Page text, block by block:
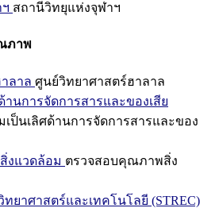
สถานีวิทยุแห่งจุฬาฯ
ภาพ
ลาล ศูนย์วิทยาศาสตร์ฮาลาล
านการจัดการสารและของเสีย
ป็นเลิศด้านการจัดการสารและของ
งแวดล้อม ตรวจสอบคุณภาพสิ่ง
ยาศาสตร์และเทคโนโลยี (STREC)